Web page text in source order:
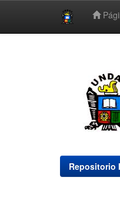
Repositorio